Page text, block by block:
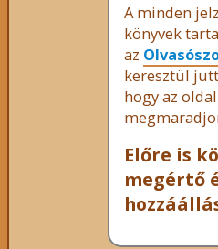
A minden
könyvek
az
keresztül
hogy az
Előre is
megértő